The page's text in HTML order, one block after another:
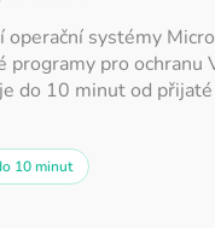
operační systémy
pro ochranu
do 10 minut od
10 minut